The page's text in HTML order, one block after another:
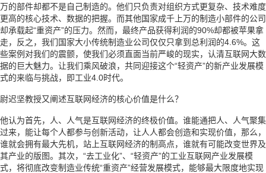
万的部件却都不是自己制造的。他们只负责对组织方式更复杂、技术难度
更高的核心技术、数据的把握。而其他国家成千上万的制造小部件的公司
却承载起“重资产”的压力。然而，最终产品获得利润的90%却都被苹果拿
走，反之，我们国家大小传统制造业公司仅仅只拿到总利润的4.6%。这
些案例对我们的震颤，使我们必须直面当前严峻的现实，认清互联网大数
据的巨大魅力。让我们乘风破浪，共同迎接这个“轻资产”的新产业发展模
式的来临与挑战，即工业4.0时代。
尉迟坚教授又阐述互联网经济的核心价值是什么？
他认为首先，人、人气是互联网经济的终极价值。谁能通把人、人气聚集
过来，能让每个人都参与创新活动，让人人都会创造和实现价值，那么，
谁就会拥有最大先机，站上互联网经济的制高点，谁就有可能改变世界及
其产业的版图。其次，“去工业化”、“轻资产”的工业互联网产业发展模
式，将彻底改变制造业传统“重资产”经营发展模式，能够最大限度地实现